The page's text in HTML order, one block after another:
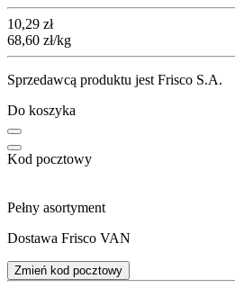
Cena
10,29 zł
68,60 zł/kg
Sprzedawcą produktu jest Frisco S.A.
Do koszyka
Kod pocztowy
Pełny asortyment
Dostawa Frisco VAN
Zmień kod pocztowy